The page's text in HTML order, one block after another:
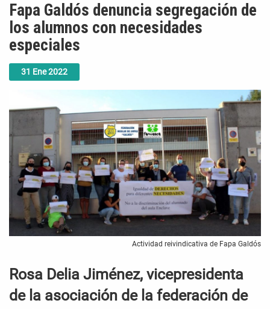
31 Ene2022
Fapa Galdós denuncia segregación de
los alumnos con necesidades
especiales
Actividad reivindicativa de Fapa Galdós
Rosa Delia Jiménez, vicepresidenta
de la asociación de la federación de